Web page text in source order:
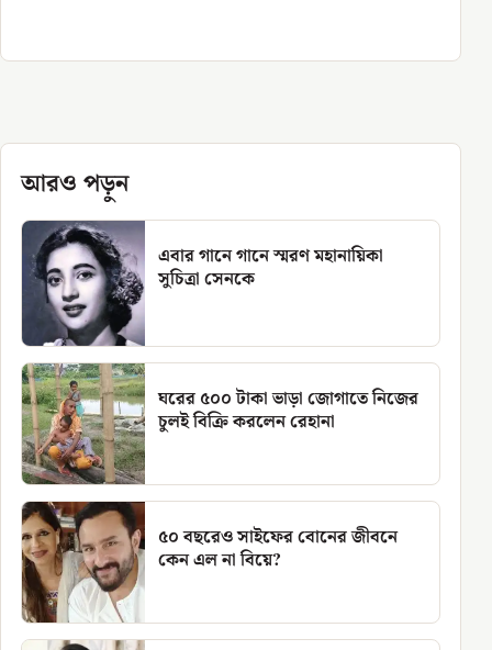
আরও পড়ুন
এবার গানে গানে স্মরণ মহানায়িকা
সুচিত্রা সেনকে
ঘরের ৫০০ টাকা ভাড়া জোগাতে নিজের
চুলই বিক্রি করলেন রেহানা
৫০ বছরেও সাইফের বোনের জীবনে
কেন এল না বিয়ে?